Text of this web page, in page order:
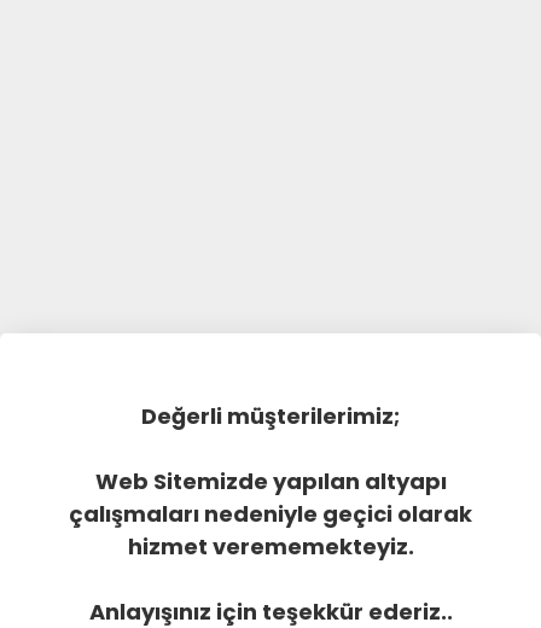
Değerli müşterilerimiz;
Web Sitemizde yapılan altyapı
çalışmaları nedeniyle geçici olarak
hizmet verememekteyiz.
Anlayışınız için teşekkür ederiz..